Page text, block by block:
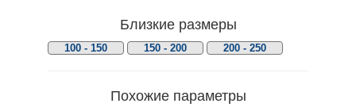
Близкие размеры
100 - 150 150 - 200 200 - 250
Похожие параметры